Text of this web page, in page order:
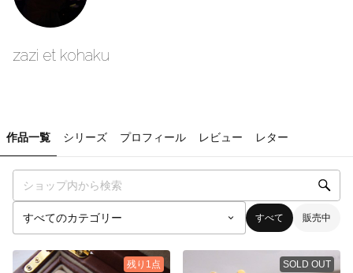
zazi et kohaku
作品一覧 シリーズ プロフィール レビュー レター
すべて 販売中
残り1点 SOLD OUT